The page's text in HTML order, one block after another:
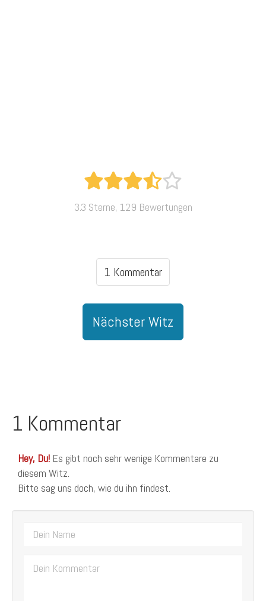
3.3 Sterne, 129 Bewertungen
1 Kommentar
Nächster Witz
1 Kommentar
Hey, Du! Es gibt noch sehr wenige Kommentare zu
diesem Witz.
Bitte sag uns doch, wie du ihn findest.